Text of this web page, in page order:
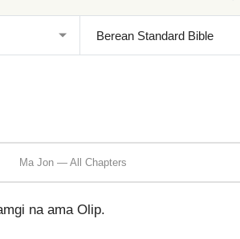
Ma Jon — All Chapters
na ama Olip.